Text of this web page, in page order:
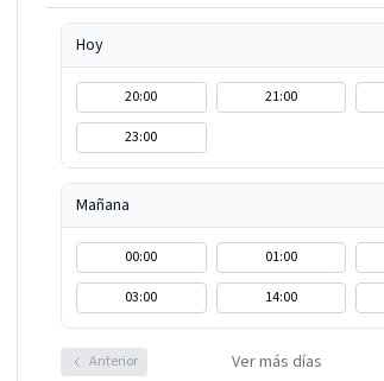
Hoy
20:00 21:00
23:00
Mañana
00:00 01:00
03:00
14:00
Anterior Ver más días